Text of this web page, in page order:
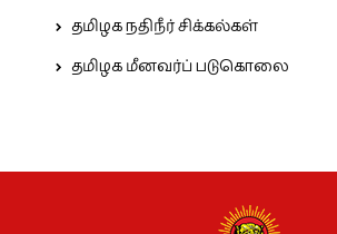
தமிழக நதிநீர் சிக்கல்கள்
தமிழக மீனவர்ப் படுகொலை